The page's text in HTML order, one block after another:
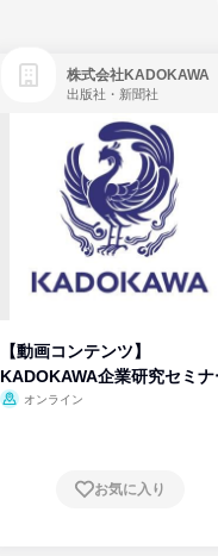
株式会社KADOKAWA
出版社・新聞社
【動画コンテンツ】
KADOKAWA企業研究セミナ
オンライン
お気に入り